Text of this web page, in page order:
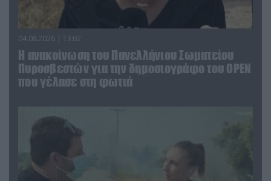
04.08.2026 | 13:02
Η ανακοίνωση του Πανελλήνιου Σωματείου
Πυροσβεστών για την δημοσιογράφο του OPEN
που γέλασε στη φωτιά